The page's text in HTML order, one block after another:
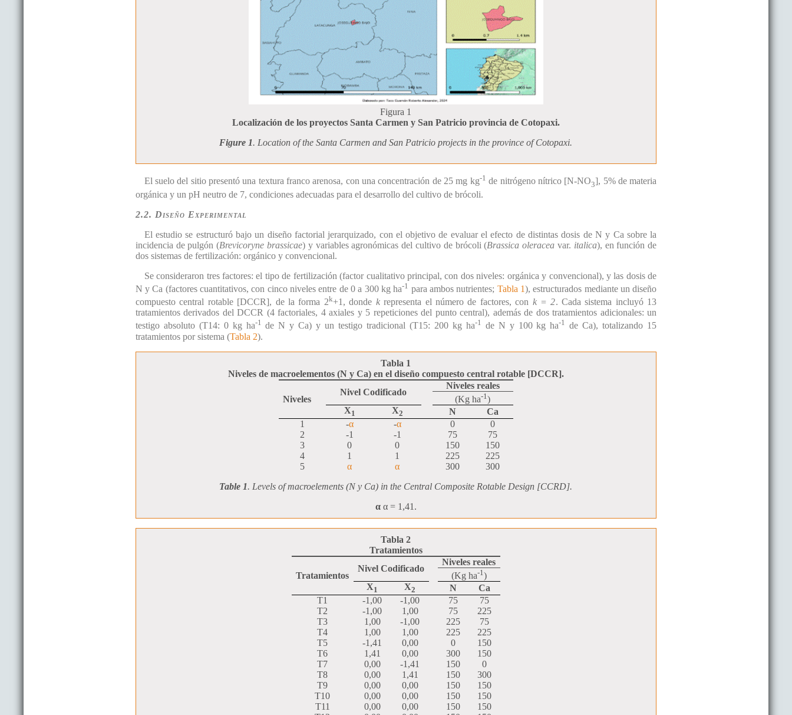
Figura 1
Localización de los proyectos Santa Carmen y San Patricio provincia de Cotopaxi.
Figure 1. Location of the Santa Carmen and San Patricio projects in the province of Cotopaxi.
El suelo del sitio presentó una textura franco arenosa, con una concentración de 25 mg kg-1 de nitrógeno nítrico [N-NO3], 5% de materia
orgánica y un pH neutro de 7, condiciones adecuadas para el desarrollo del cultivo de brócoli.
2.2. Diseño Experimental
El estudio se estructuró bajo un diseño factorial jerarquizado, con el objetivo de evaluar el efecto de distintas dosis de N y Ca sobre la
incidencia de pulgón (Brevicoryne brassicae) y variables agronómicas del cultivo de brócoli (Brassica oleracea var. italica), en función de
dos sistemas de fertilización: orgánico y convencional.
Se consideraron tres factores: el tipo de fertilización (factor cualitativo principal, con dos niveles: orgánica y convencional), y las dosis de
N y Ca (factores cuantitativos, con cinco niveles entre de 0 a 300 kg ha-1 para ambos nutrientes; Tabla 1), estructurados mediante un diseño
compuesto central rotable [DCCR], de la forma 2k+1, donde krepresenta el número de factores, con k = 2. Cada sistema incluyó 13
tratamientos derivados del DCCR (4 factoriales, 4 axiales y 5 repeticiones del punto central), además de dos tratamientos adicionales: un
testigo absoluto (T14: 0 kg ha-1 de N y Ca) y un testigo tradicional (T15: 200 kg ha-1 de N y 100 kg ha-1 de Ca), totalizando 15
tratamientos por sistema (Tabla 2).
Tabla 1
Niveles de macroelementos (N y Ca) en el diseño compuesto central rotable [DCCR].
Niveles
Nivel Codificado
Niveles reales
(Kg ha-1)
X1 X2 N
Ca
1
-α -α 0
0
2
-1 -1 75
75
3
0 0 150
150
4
1 1 225
225
5
α α 300
300
Table 1. Levels of macroelements (N y Ca) in the Central Composite Rotable Design [CCRD].
αα = 1,41.
Tabla 2
Tratamientos
Tratamientos
Nivel Codificado
Niveles reales
(Kg ha-1 )
X1 X2 N
Ca
T1
-1,00 -1,00 75
75
T2
-1,00 1,00 75
225
T3
1,00 -1,00 225
75
T4
1,00 1,00 225
225
T5
-1,41 0,00 0
150
T6
1,41 0,00 300
150
T7
0,00 -1,41 150
0
T8
0,00 1,41 150
300
T9
0,00 0,00 150
150
T10
0,00 0,00 150
150
T11
0,00 0,00 150
150